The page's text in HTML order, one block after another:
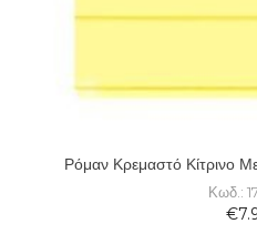
Ρόμαν Κρεμαστό Κίτρινο
Κωδ.:
€